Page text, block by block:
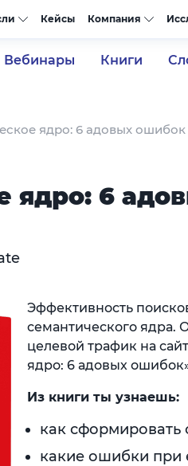
Кейсы Компания
Вебинары Книги
ядро: 6 адовых ошибок
ядро: 6
Эффективность
семантического ядра.
целевой трафик на
ядро: 6 адовых
Из книги ты узнаешь:
как сформировать
какие ошибки при